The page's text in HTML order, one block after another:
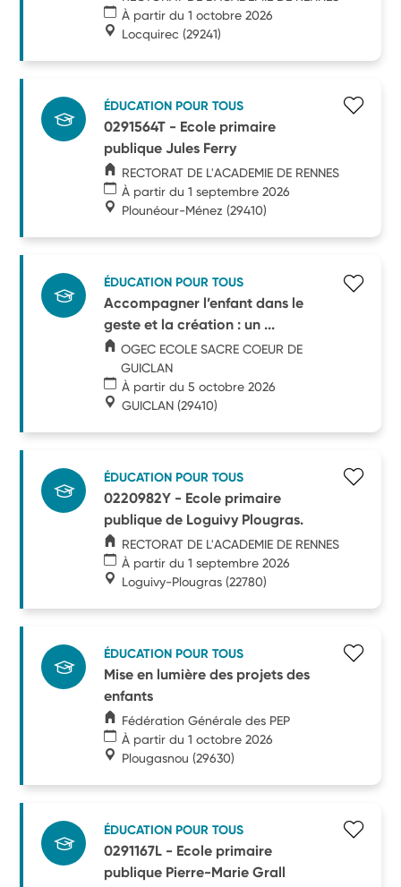
À partir du 1 octobre 2026
Locquirec (29241)
ÉDUCATION POUR TOUS
0291564T - Ecole primaire
publique Jules Ferry
RECTORAT DE L'ACADEMIE DE RENNES
À partir du 1 septembre 2026
Plounéour-Ménez (29410)
ÉDUCATION POUR TOUS
Accompagner l’enfant dans le
geste et la création : un ...
OGEC ECOLE SACRE COEUR DE
GUICLAN
À partir du 5 octobre 2026
GUICLAN (29410)
ÉDUCATION POUR TOUS
0220982Y - Ecole primaire
publique de Loguivy Plougras.
RECTORAT DE L'ACADEMIE DE RENNES
À partir du 1 septembre 2026
Loguivy-Plougras (22780)
ÉDUCATION POUR TOUS
Mise en lumière des projets des
enfants
Fédération Générale des PEP
À partir du 1 octobre 2026
Plougasnou (29630)
ÉDUCATION POUR TOUS
0291167L - Ecole primaire
publique Pierre-Marie Grall